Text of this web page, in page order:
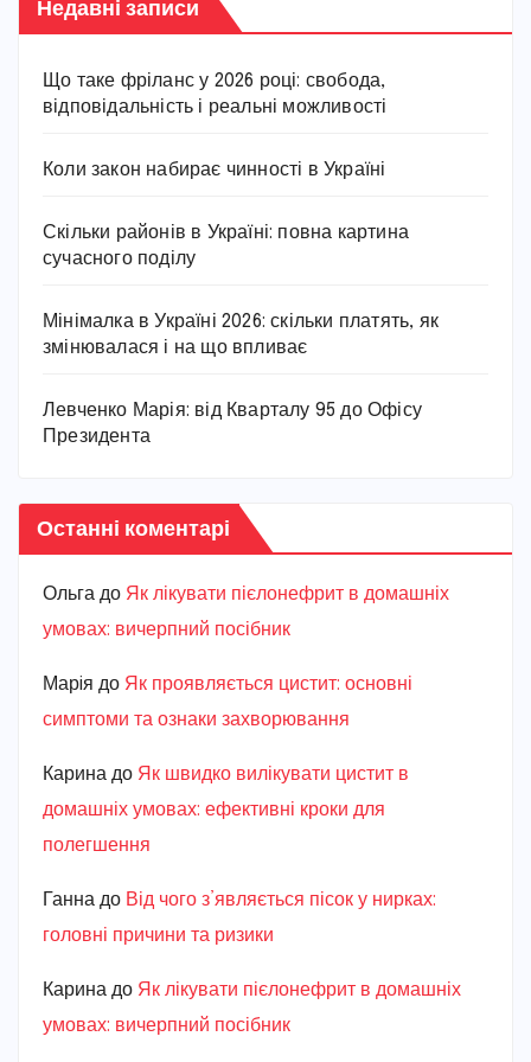
Недавні записи
Що таке фріланс у 2026 році: свобода,
відповідальність і реальні можливості
Коли закон набирає чинності в Україні
Скільки районів в Україні: повна картина
сучасного поділу
Мінімалка в Україні 2026: скільки платять, як
змінювалася і на що впливає
Левченко Марія: від Кварталу 95 до Офісу
Президента
Останні коментарі
Ольга до Як лікувати пієлонефрит в домашніх
умовах: вичерпний посібник
Марiя до Як проявляється цистит: основні
симптоми та ознаки захворювання
Карина до Як швидко вилікувати цистит в
домашніх умовах: ефективні кроки для
полегшення
Ганна до Від чого з’являється пісок у нирках:
головні причини та ризики
Карина до Як лікувати пієлонефрит в домашніх
умовах: вичерпний посібник